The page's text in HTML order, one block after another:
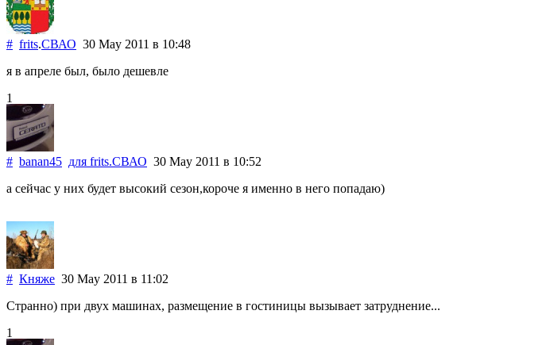
# frits.СВАО 30 May 2011 в 10:48
я в апреле был, было дешевле
1
# banan45 для frits.СВАО 30 May 2011 в 10:52
а сейчас у них будет высокий сезон,короче я именно в него попадаю)
# Княже 30 May 2011 в 11:02
Странно) при двух машинах, размещение в гостиницы вызывает затруднение...
1